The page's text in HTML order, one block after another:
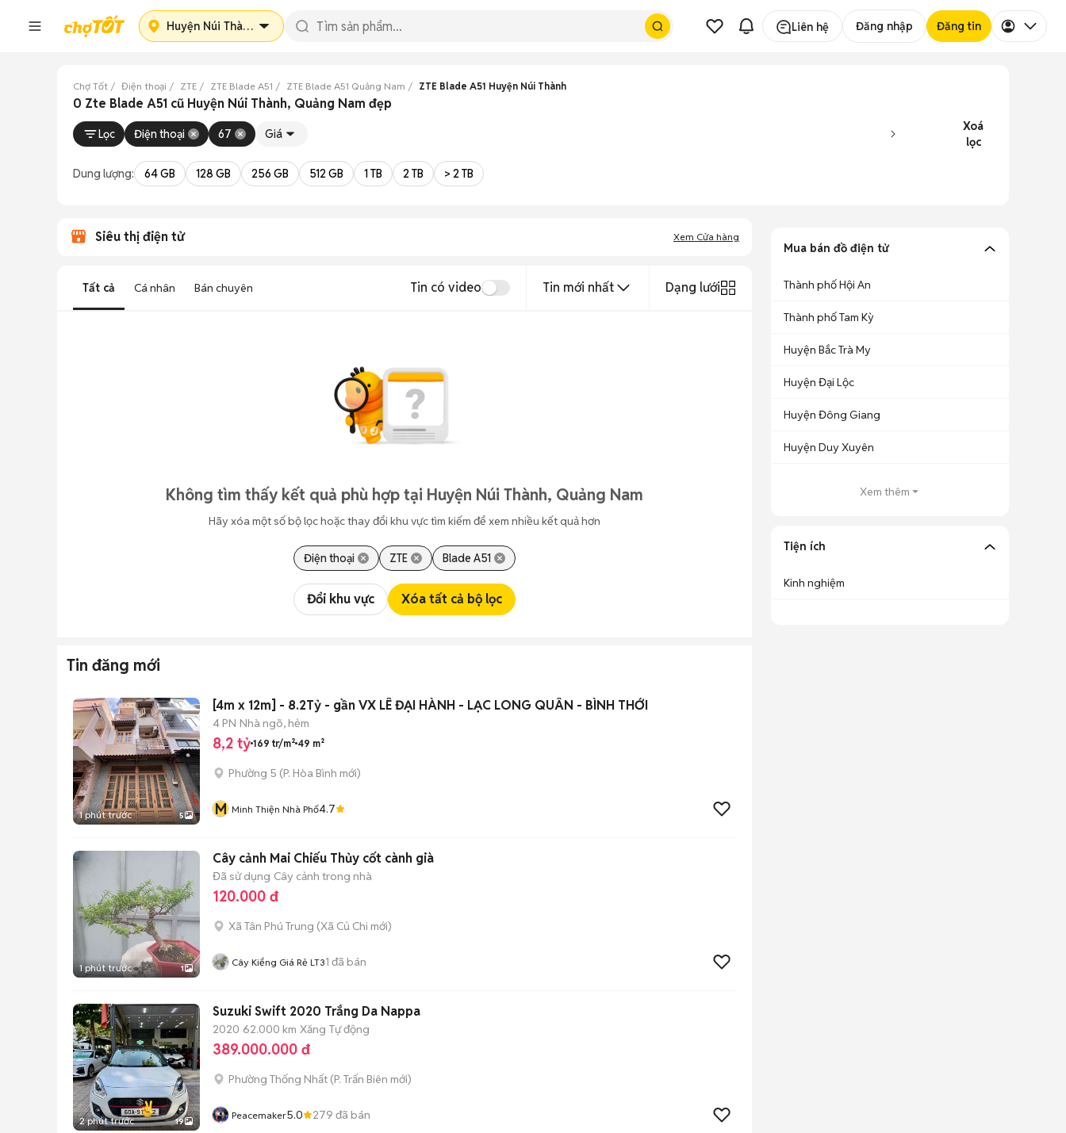
Huyện Núi Thành Liên hệ Đăng nhập Đăng tin
Chợ Tốt Điện thoại ZTE ZTE Blade A51 ZTE Blade A51 Quảng Nam ZTE Blade A51 Huyện Núi Thành
0 Zte Blade A51 cũ Huyện Núi Thành, Quảng Nam đẹp
Lọc Điện thoại 67 Giá
Xoá
lọc
Dung lượng: 64 GB 128 GB 256 GB 512 GB 1 TB 2 TB > 2 TB
Siêu thị điện tử Xem Cửa hàng
Tất cả Cá nhân Bán chuyên Tin có video Tin mới nhất Dạng lưới
Không tìm thấy kết quả phù hợp tại Huyện Núi Thành, Quảng Nam
Hãy xóa một số bộ lọc hoặc thay đổi khu vực tìm kiếm để xem nhiều kết quả hơn
Điện thoại ZTE Blade A51
Đổi khu vực Xóa tất cả bộ lọc
Tin đăng mới
1 phút trước 5
[4m x 12m] - 8.2Tỷ - gần VX LÊ ĐẠI HÀNH - LẠC LONG QUÂN - BÌNH THỚI
4 PN Nhà ngõ, hẻm
8,2 tỷ 169 tr/m² 49 m²
Phường 5 (P. Hòa Bình mới)
M Minh Thiện Nhà Phố4.7
1 phút trước 1
Cây cảnh Mai Chiếu Thủy cốt cành già
Đã sử dụng Cây cảnh trong nhà
120.000 đ
Xã Tân Phú Trung (Xã Củ Chi mới)
Cây Kiểng Giá Rẻ LT31 đã bán
2 phút trước 19
Suzuki Swift 2020 Trắng Da Nappa
2020 62.000 km Xăng Tự động
389.000.000 đ
Phường Thống Nhất (P. Trấn Biên mới)
Peacemaker5.0 279 đã bán
Mua bán đồ điện tử
Thành phố Hội An
Thành phố Tam Kỳ
Huyện Bắc Trà My
Huyện Đại Lộc
Huyện Đông Giang
Huyện Duy Xuyên
Xem thêm
Tiện ích
Kinh nghiệm